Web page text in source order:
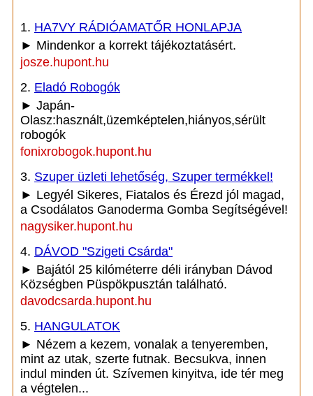
1. HA7VY RÁDIÓAMATŐR HONLAPJA
► Mindenkor a korrekt tájékoztatásért.
josze.hupont.hu
2. Eladó Robogók
► Japán-
Olasz:használt,üzemképtelen,hiányos,sérült
robogók
fonixrobogok.hupont.hu
3. Szuper üzleti lehetőség, Szuper termékkel!
► Legyél Sikeres, Fiatalos és Érezd jól magad,
a Csodálatos Ganoderma Gomba Segítségével!
nagysiker.hupont.hu
4. DÁVOD "Szigeti Csárda"
► Bajától 25 kilóméterre déli irányban Dávod
Községben Püspökpusztán található.
davodcsarda.hupont.hu
5. HANGULATOK
► Nézem a kezem, vonalak a tenyeremben,
mint az utak, szerte futnak. Becsukva, innen
indul minden út. Szívemen kinyitva, ide tér meg
a végtelen...